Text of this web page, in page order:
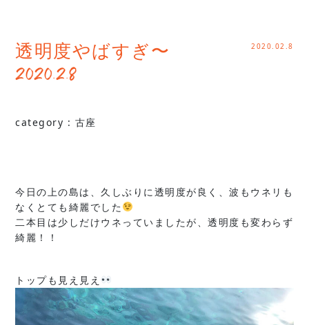
透明度やばすぎ〜
2020.2.8
2020.02.8
category : 古座
今日の上の島は、久しぶりに透明度が良く、波もウネリも
なくとても綺麗でした
二本目は少しだけウネっていましたが、透明度も変わらず
綺麗！！
トップも見え見え